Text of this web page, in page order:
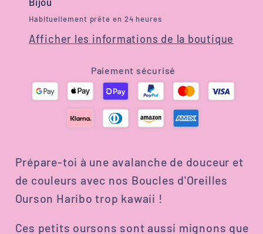
différents
croquer
différents
croquer
Habituellement prête en 24 heures
Afficher les informations de la boutique
Paiement sécurisé
Prépare-toi à une avalanche de douceur et
de couleurs avec nos Boucles d'Oreilles
Ourson Haribo trop kawaii !
Ces petits oursons sont aussi mignons que